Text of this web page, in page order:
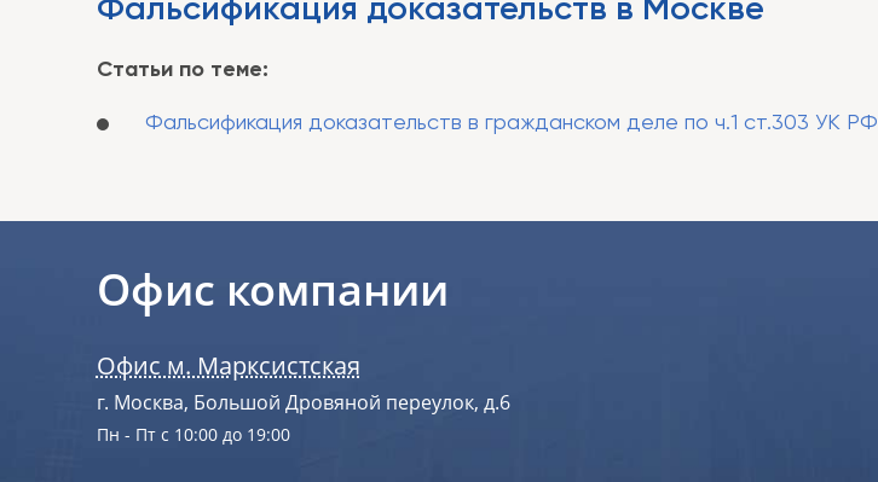
Фальсификация доказательств в Москве
Статьи по теме:
Фальсификация доказательств в гражданском деле по ч.1 ст.303 УК РФ
Офис компании
Офис м. Марксистская
г. Москва, Большой Дровяной переулок, д.6
Пн - Пт с 10:00 до 19:00